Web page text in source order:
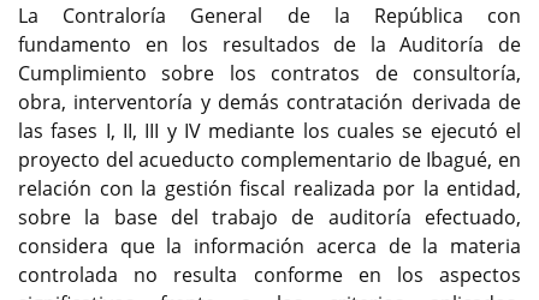
La Contraloría General de la República con
fundamento en los resultados de la Auditoría de
Cumplimiento sobre los contratos de consultoría,
obra, interventoría y demás contratación derivada de
las fases I, II, III y IV mediante los cuales se ejecutó el
proyecto del acueducto complementario de Ibagué, en
relación con la gestión fiscal realizada por la entidad,
sobre la base del trabajo de auditoría efectuado,
considera que la información acerca de la materia
controlada no resulta conforme en los aspectos